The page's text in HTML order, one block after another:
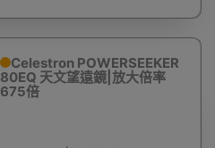
Celestron POWERSEEKER
80EQ 天文望遠鏡|放大倍率
675倍